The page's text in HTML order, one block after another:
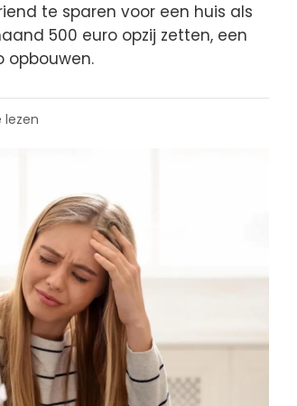
te sparen voor een huis als
500 euro opzij zetten, een
opbouwen.
lezen